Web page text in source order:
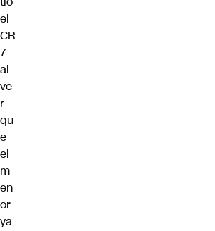
el
CR
7
al
ve
r
qu
e
el
m
en
or
ya